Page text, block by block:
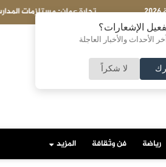
الإشعارات؟
الأحداث والأخبار العاجلة
لا شكراً
مستقرة بالسوق المحلية
رياضة فن وثقافة المزيد